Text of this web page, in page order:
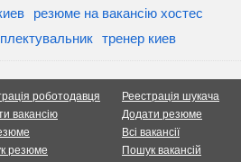
резюме на вакансію хостес
тренер киев
роботодавця
вакансію
резюме
Реестрація шукача
Додати резюме
Всі вакансії
Пошук вакансій